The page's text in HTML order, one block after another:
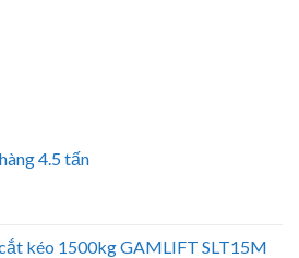
4.5 tấn
kéo 1500kg GAMLIFT SLT15M